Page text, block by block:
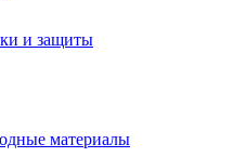
и защиты
материалы